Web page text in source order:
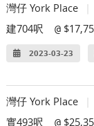
灣仔 York Place
建704呎
@
2023-03-23
灣仔 York Place
實493呎
@